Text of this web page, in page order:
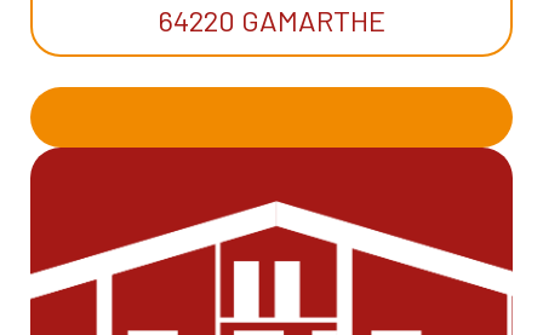
64220 GAMARTHE